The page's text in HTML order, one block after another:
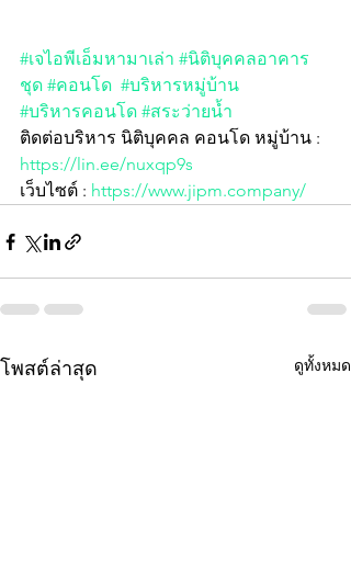
#เจไอพีเอ็มหามาเล่า #นิติบุคคลอาคาร
ชุด #คอนโด #บริหารหมู่บ้าน
#บริหารคอนโด #สระว่ายน้ำ
ติดต่อบริหาร นิติบุคคล คอนโด หมู่บ้าน :
https://lin.ee/nuxqp9s
เว็บไซต์ : https://www.jipm.company/
โพสต์ล่าสุด ดูทั้งหมด